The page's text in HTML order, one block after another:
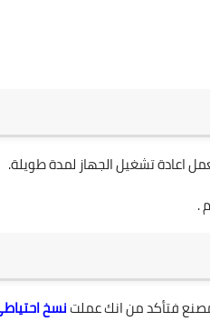
اعادة تشغيل الجهاز لمدة طويلة.
.
فتأكد من انك عملتنسخ